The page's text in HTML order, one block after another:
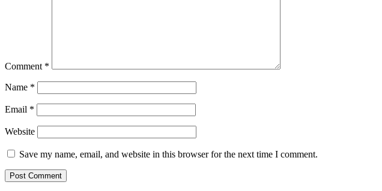
Comment *
Name *
Email *
Website
Save my name, email, and website in this browser for the next time I comment.